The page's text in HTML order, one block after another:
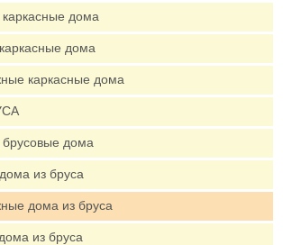
дома
дома
каркасные дома
дома
из бруса
дома из бруса
из бруса